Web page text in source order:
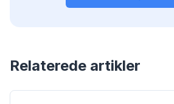
Relaterede artikler